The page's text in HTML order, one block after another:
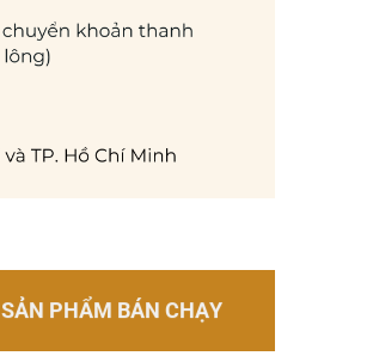
SẢN PHẨM BÁN CHẠY